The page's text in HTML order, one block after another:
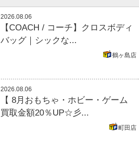
2026.08.06
【COACH / コーチ】クロスボディ
バッグ｜シックな...
鶴ヶ島店
2026.08.06
【 8月おもちゃ・ホビー・ゲーム
買取金額20％UP☆彡...
町田店